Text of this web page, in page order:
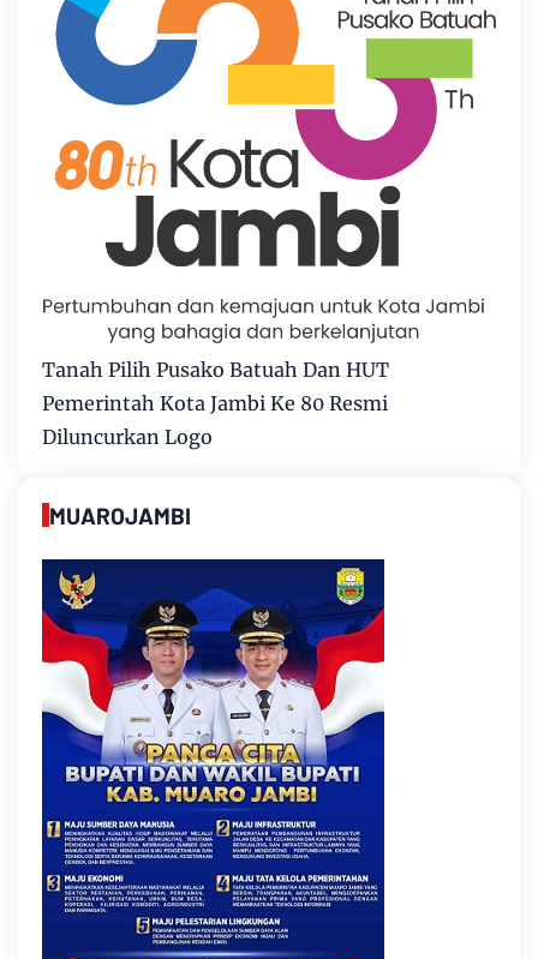
Tanah Pilih Pusako Batuah Dan HUT
Pemerintah Kota Jambi Ke 80 Resmi
Diluncurkan Logo
MUAROJAMBI